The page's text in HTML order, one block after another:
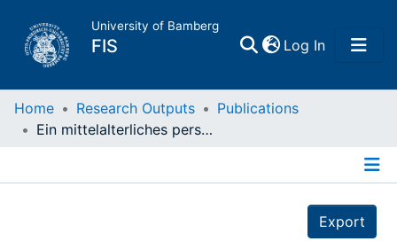
University of Bamberg
FIS Log In(current)
Home
Home Research Outputs
Publications
Ein mittelalterliches persisches Dokument mit Welterbe-Status : Die Stiftungsurkunde (waqfiyya) des Rašīd ad-Dīn Fażlallāh Hamadānī (gest. 1318)
Export